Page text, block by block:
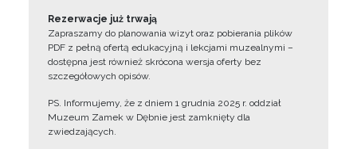
Rezerwacje już trwają
Zapraszamy do planowania wizyt oraz pobierania plików
PDF z pełną ofertą edukacyjną i lekcjami muzealnymi –
dostępna jest również skrócona wersja oferty bez
szczegółowych opisów.
PS. Informujemy, że z dniem 1 grudnia 2025 r. oddział
Muzeum Zamek w Dębnie jest zamknięty dla
zwiedzających.